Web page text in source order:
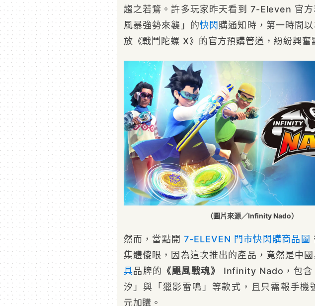
趨之若鶩。許多玩家昨天看到 7-Eleven 官
風暴強勢來襲」的快閃 購通知時，第一時間
放《戰鬥陀螺 X》的官方預購管道，紛紛興奮
（圖片來源／Infinity Nado）
然而，當點開7-ELEVEN 門市快閃購商品圖
集體傻眼，因為這次推出的產品，竟然是中
具品牌的 《颶風戰魂》
Infinity Nado，包含
汐」與「獵影雷鳴」等款式，且只需報手機
元加購。